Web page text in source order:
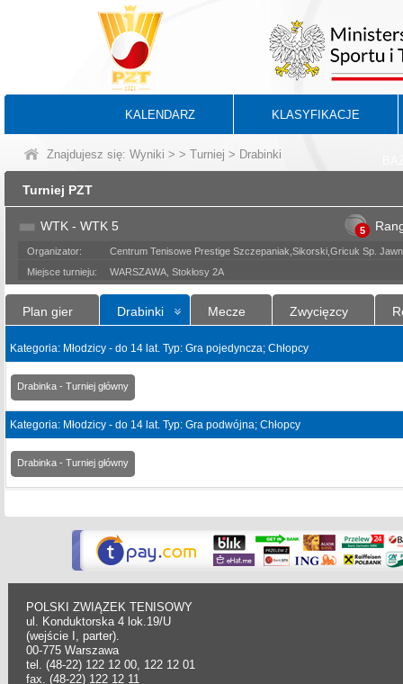
KALENDARZ KLASYFIKACJE
Znajdujesz się: Wyniki > > Turniej > Drabinki
Turniej PZT
WTK - WTK 5 5
Organizator:
Centrum Tenisowe Prestige Szczepaniak,Sikorski,Gricuk Sp.
Miejsce turnieju:
WARSZAWA, Stokłosy 2A
Plan gier Drabinki Mecze Zwycięzcy
Kategoria: Młodzicy - do 14 lat. Typ: Gra pojedyncza; Chłopcy
Drabinka - Turniej główny
Kategoria: Młodzicy - do 14 lat. Typ: Gra podwójna; Chłopcy
Drabinka - Turniej główny
POLSKI ZWIĄZEK TENISOWY
ul. Konduktorska 4 lok.19/U
(wejście I, parter).
00-775 Warszawa
tel. (48-22) 122 12 00, 122 12 01
fax. (48-22) 122 12 11